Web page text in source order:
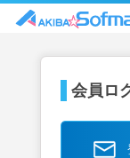
会員ロ